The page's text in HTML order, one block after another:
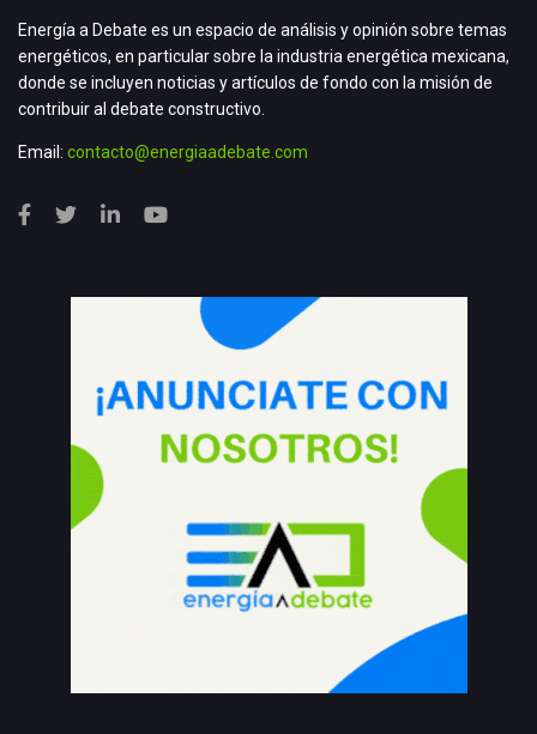
Energía a Debate es un espacio de análisis y opinión sobre temas
energéticos, en particular sobre la industria energética mexicana,
donde se incluyen noticias y artículos de fondo con la misión de
contribuir al debate constructivo.
Email: contacto@energiaadebate.com